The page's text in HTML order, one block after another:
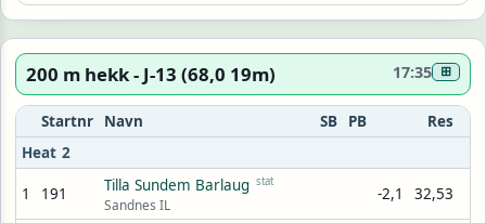
200 m hekk - J-13 (68,0 19m) 17:35 ⊞
Startnr Navn SB PB
Res
Heat 2
1 191 Tilla Sundem Barlaug stat
Sandnes IL
-2,1 32,53